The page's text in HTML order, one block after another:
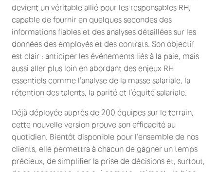
devient un véritable allié pour les responsables RH,
capable de fournir en quelques secondes des
informations fiables et des analyses détaillées sur les
données des employés et des contrats. Son objectif
est clair : anticiper les événements liés à la paie, mais
aussi aller plus loin en abordant des enjeux RH
essentiels comme l’analyse de la masse salariale, la
rétention des talents, la parité et l’équité salariale.
Déjà déployée auprès de 200 équipes sur le terrain,
cette nouvelle version prouve son efficacité au
quotidien. Bientôt disponible pour l’ensemble de nos
clients, elle permettra à chacun de gagner un temps
précieux, de simplifier la prise de décisions et, surtout,